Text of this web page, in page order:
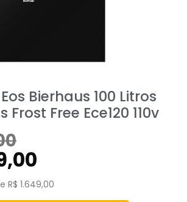
Bierhaus 100 Litros
Frost Free Ece120 110v
R$ 1.649,00